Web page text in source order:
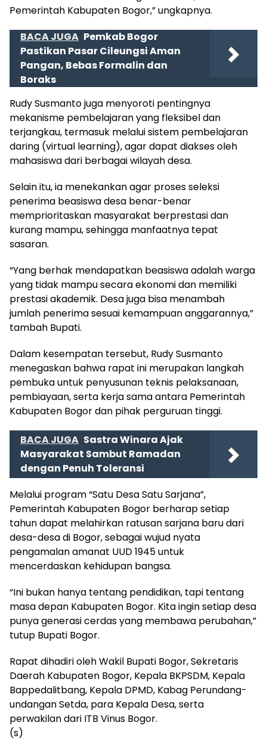
Pemerintah Kabupaten Bogor,” ungkapnya.
BACA JUGA Pemkab Bogor
Pastikan Pasar Cileungsi Aman
Pangan, Bebas Formalin dan
Boraks
Rudy Susmanto juga menyoroti pentingnya
mekanisme pembelajaran yang fleksibel dan
terjangkau, termasuk melalui sistem pembelajaran
daring (virtual learning), agar dapat diakses oleh
mahasiswa dari berbagai wilayah desa.
Selain itu, ia menekankan agar proses seleksi
penerima beasiswa desa benar-benar
memprioritaskan masyarakat berprestasi dan
kurang mampu, sehingga manfaatnya tepat
sasaran.
“Yang berhak mendapatkan beasiswa adalah warga
yang tidak mampu secara ekonomi dan memiliki
prestasi akademik. Desa juga bisa menambah
jumlah penerima sesuai kemampuan anggarannya,”
tambah Bupati.
Dalam kesempatan tersebut, Rudy Susmanto
menegaskan bahwa rapat ini merupakan langkah
pembuka untuk penyusunan teknis pelaksanaan,
pembiayaan, serta kerja sama antara Pemerintah
Kabupaten Bogor dan pihak perguruan tinggi.
BACA JUGA Sastra Winara Ajak
Masyarakat Sambut Ramadan
dengan Penuh Toleransi
Melalui program “Satu Desa Satu Sarjana”,
Pemerintah Kabupaten Bogor berharap setiap
tahun dapat melahirkan ratusan sarjana baru dari
desa-desa di Bogor, sebagai wujud nyata
pengamalan amanat UUD 1945 untuk
mencerdaskan kehidupan bangsa.
“Ini bukan hanya tentang pendidikan, tapi tentang
masa depan Kabupaten Bogor. Kita ingin setiap desa
punya generasi cerdas yang membawa perubahan,”
tutup Bupati Bogor.
Rapat dihadiri oleh Wakil Bupati Bogor, Sekretaris
Daerah Kabupaten Bogor, Kepala BKPSDM, Kepala
Bappedalitbang, Kepala DPMD, Kabag Perundang-
undangan Setda, para Kepala Desa, serta
perwakilan dari ITB Vinus Bogor.
(s)